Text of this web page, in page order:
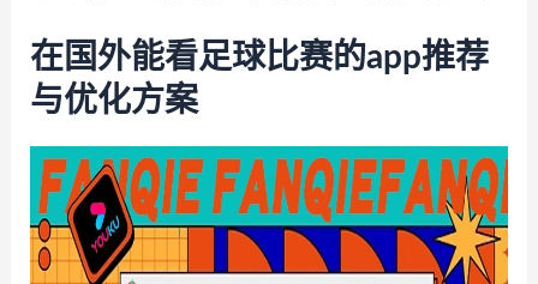
在国外能看足球比赛的app推荐
与优化方案